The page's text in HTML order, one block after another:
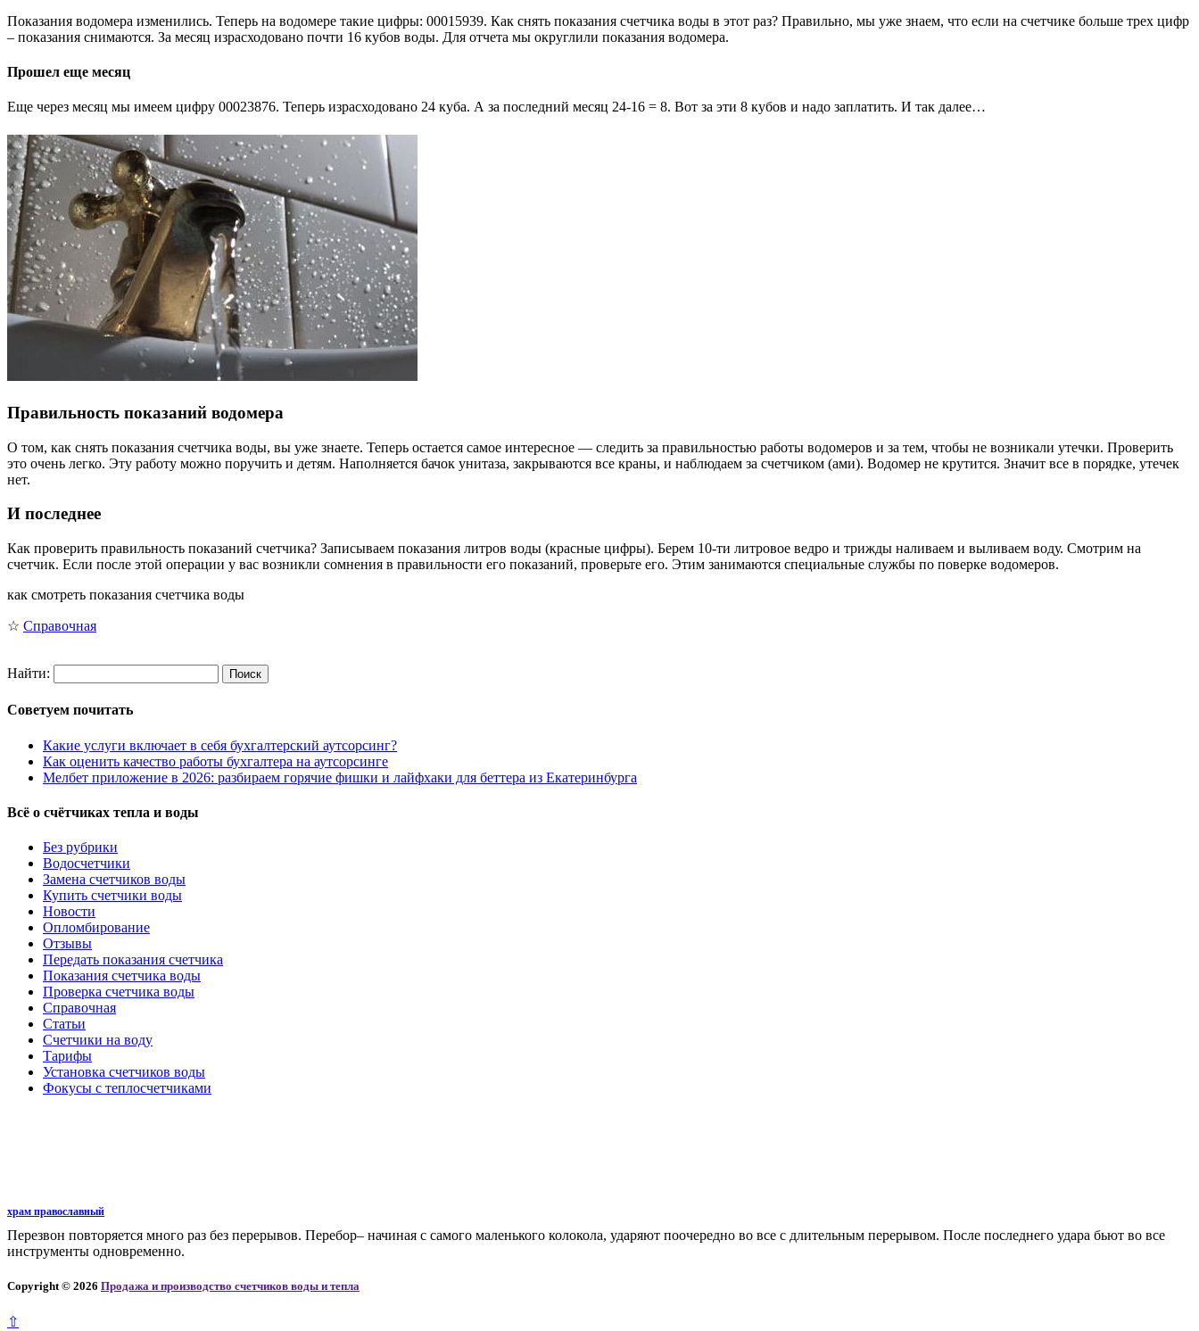
Показания водомера изменились. Теперь на водомере такие цифры: 00015939. Как снять показания счетчика воды в этот раз? Правильно, мы уже знаем, что если на счетчике больше трех цифр
– показания снимаются. За месяц израсходовано почти 16 кубов воды. Для отчета мы округлили показания водомера.
Прошел еще месяц
Еще через месяц мы имеем цифру 00023876. Теперь израсходовано 24 куба. А за последний месяц 24-16 = 8. Вот за эти 8 кубов и надо заплатить. И так далее…
Правильность показаний водомера
О том, как снять показания счетчика воды, вы уже знаете. Теперь остается самое интересное — следить за правильностью работы водомеров и за тем, чтобы не возникали утечки. Проверить
это очень легко. Эту работу можно поручить и детям. Наполняется бачок унитаза, закрываются все краны, и наблюдаем за счетчиком (ами). Водомер не крутится. Значит все в порядке, утечек
нет.
И последнее
Как проверить правильность показаний счетчика? Записываем показания литров воды (красные цифры). Берем 10-ти литровое ведро и трижды наливаем и выливаем воду. Смотрим на
счетчик. Если после этой операции у вас возникли сомнения в правильности его показаний, проверьте его. Этим занимаются специальные службы по поверке водомеров.
как смотреть показания счетчика воды
☆ Справочная
Найти:
Советуем почитать
Какие услуги включает в себя бухгалтерский аутсорсинг?
Как оценить качество работы бухгалтера на аутсорсинге
Мелбет приложение в 2026: разбираем горячие фишки и лайфхаки для беттера из Екатеринбурга
Всё о счётчиках тепла и воды
Без рубрики
Водосчетчики
Замена счетчиков воды
Купить счетчики воды
Новости
Опломбирование
Отзывы
Передать показания счетчика
Показания счетчика воды
Проверка счетчика воды
Справочная
Статьи
Счетчики на воду
Тарифы
Установка счетчиков воды
Фокусы с теплосчетчиками
храм православный
Перезвон повторяется много раз без перерывов. Перебор– начиная с самого маленького колокола, ударяют поочередно во все с длительным перерывом. После последнего удара бьют во все
инструменты одновременно.
Copyright © 2026 Продажа и производство счетчиков воды и тепла
⇧